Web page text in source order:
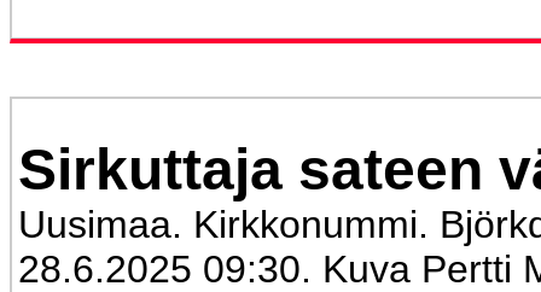
Sirkuttaja sateen
Uusimaa. Kirkkonummi.
28.6.2025 09:30. Kuva Pertti